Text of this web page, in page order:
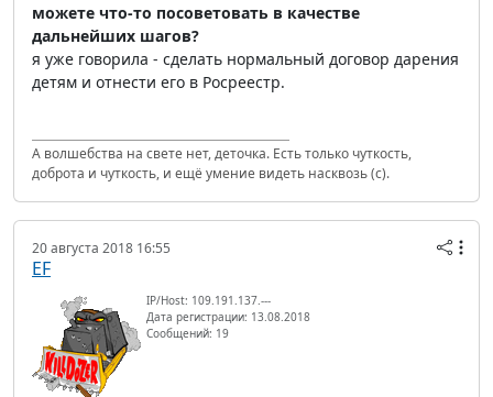
можете что-то посоветовать в качестве
дальнейших шагов?
я уже говорила - сделать нормальный договор дарения
детям и отнести его в Росреестр.
А волшебства на свете нет, деточка. Есть только чуткость,
доброта и чуткость, и ещё умение видеть насквозь (с).
20 августа 2018 16:55
EF
IP/Host: 109.191.137.---
Дата регистрации: 13.08.2018
Сообщений: 19